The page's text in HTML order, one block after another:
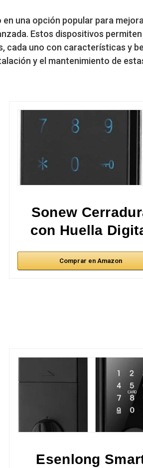
una opción popular para
Estos dispositivos
cada uno con características y
y el mantenimiento de
Sonew
con Huella
Comprar en Amazon
Esenlong